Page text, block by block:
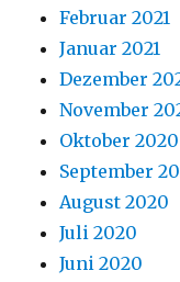
Februar 2021
Januar 2021
Dezember
November
Oktober 2020
September
August 2020
Juli 2020
Juni 2020